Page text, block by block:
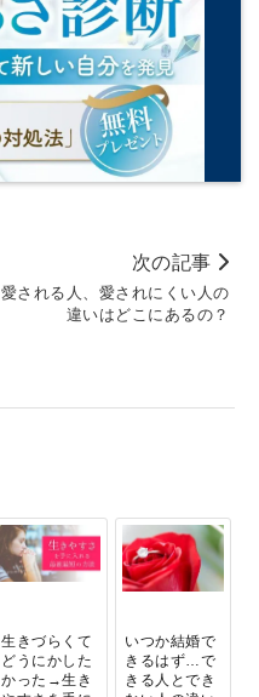
次の記事
愛される人、愛されにくい人の
違いはどこにあるの？
生きづらくて
どうにかした
かった→生き
いつか結婚で
きるはず…で
きる人とでき